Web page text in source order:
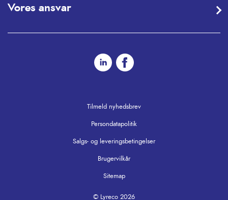
Vores ansvar
© Lyreco 2026
Tilmeld nyhedsbrev
Persondatapolitik
Salgs- og leveringsbetingelser
Brugervilkår
Sitemap